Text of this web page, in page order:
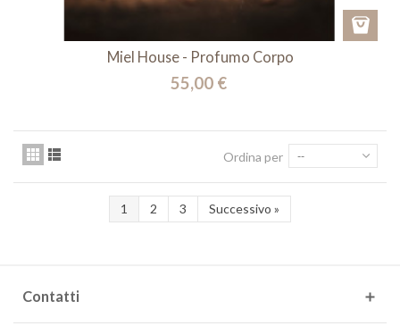
Miel House - Profumo Corpo
55,00 €
Ordina per --
1 2 3 Successivo »
Contatti